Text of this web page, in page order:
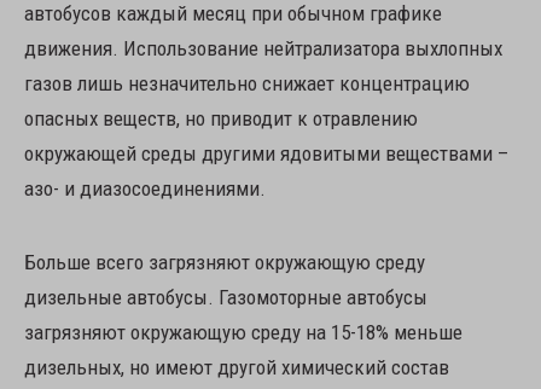
автобусов каждый месяц при обычном графике
движения. Использование нейтрализатора выхлопных
газов лишь незначительно снижает концентрацию
опасных веществ, но приводит к отравлению
окружающей среды другими ядовитыми веществами –
азо- и диазосоединениями.
Больше всего загрязняют окружающую среду
дизельные автобусы. Газомоторные автобусы
загрязняют окружающую среду на 15-18% меньше
дизельных, но имеют другой химический состав